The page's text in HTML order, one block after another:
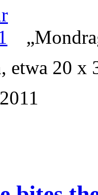
etwa 20 x